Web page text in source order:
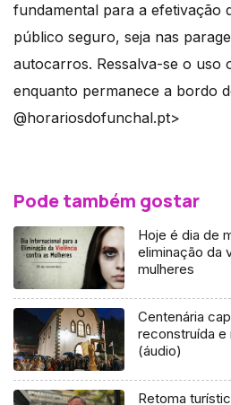
fundamental para a efetivação
público seguro, seja nas
autocarros. Ressalva-se o uso
enquanto permanece a bordo
@horariosdofunchal.pt>
Pode também gostar
Hoje é dia de
eliminação da
mulheres
Centenária
reconstruída e
(áudio)
Retoma